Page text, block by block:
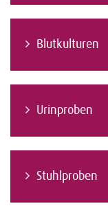
Blutkulturen
Urinproben
Stuhlproben